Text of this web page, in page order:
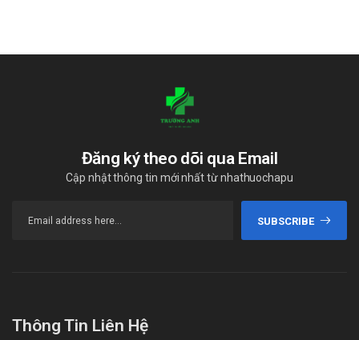
Đăng ký theo dõi qua Email
Cập nhật thông tin mới nhất từ nhathuochapu
SUBSCRIBE
Thông Tin Liên Hệ